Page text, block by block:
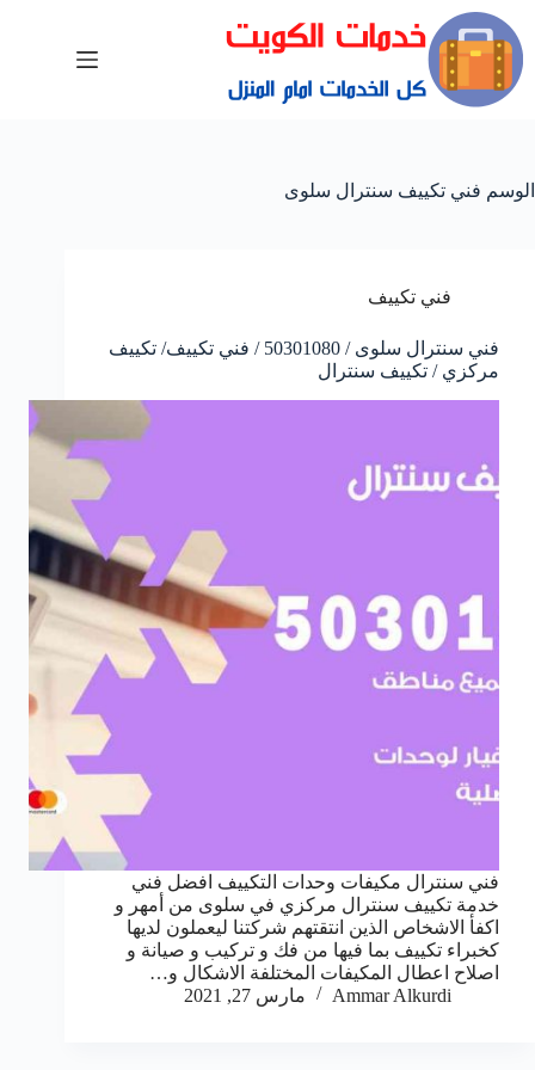
الوسم فني تكييف سنترال سلوى
فني تكييف
فني سنترال سلوى / 50301080 / فني تكييف/ تكييف
مركزي / تكييف سنترال
فني سنترال مكيفات وحدات التكييف افضل فني
خدمة تكييف سنترال مركزي في سلوى من أمهر و
اكفأ الاشخاص الذين انتقتهم شركتنا ليعملون لديها
كخبراء تكييف بما فيها من فك و تركيب و صيانة و
اصلاح اعطال المكيفات المختلفة الاشكال و…
Ammar Alkurdi
مارس 27, 2021